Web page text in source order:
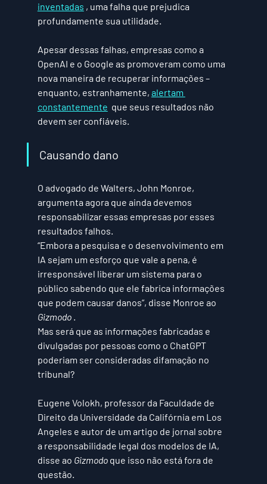
inventadas , uma falha que prejudica
profundamente sua utilidade.
Apesar dessas falhas, empresas como a
OpenAI e o Google as promoveram como uma
nova maneira de recuperar informações –
enquanto, estranhamente, alertam
constantemente que seus resultados não
devem ser confiáveis.
Causando dano
O advogado de Walters, John Monroe,
argumenta agora que ainda devemos
responsabilizar essas empresas por esses
resultados falhos.
“Embora a pesquisa e o desenvolvimento em
IA sejam um esforço que vale a pena, é
irresponsável liberar um sistema para o
público sabendo que ele fabrica informações
que podem causar danos”, disse Monroe ao
Gizmodo .
Mas será que as informações fabricadas e
divulgadas por pessoas como o ChatGPT
poderiam ser consideradas difamação no
tribunal?
Eugene Volokh, professor da Faculdade de
Direito da Universidade da Califórnia em Los
Angeles e autor de um artigo de jornal sobre
a responsabilidade legal dos modelos de IA,
disse ao Gizmodo que isso não está fora de
questão.